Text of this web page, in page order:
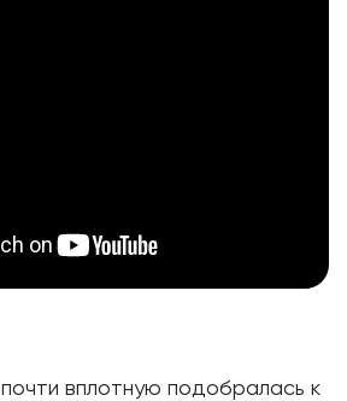
почти вплотную подобралась к